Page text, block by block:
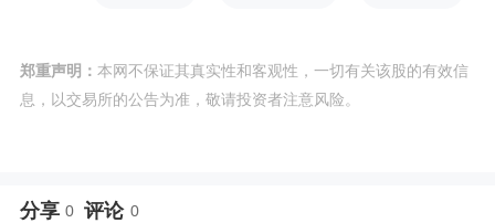
郑重声明： 本网不保证其真实性和客观性，一切有关该股的有效信
息，以交易所的公告为准，敬请投资者注意风险。
分享 0 评论 0